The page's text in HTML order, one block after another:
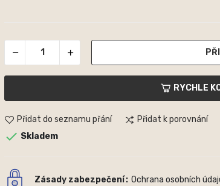
RYCHLE
Přidat do seznamu přání Přidat k porovnání
 Skladem
Zásady zabezpečení Ochrana osobních